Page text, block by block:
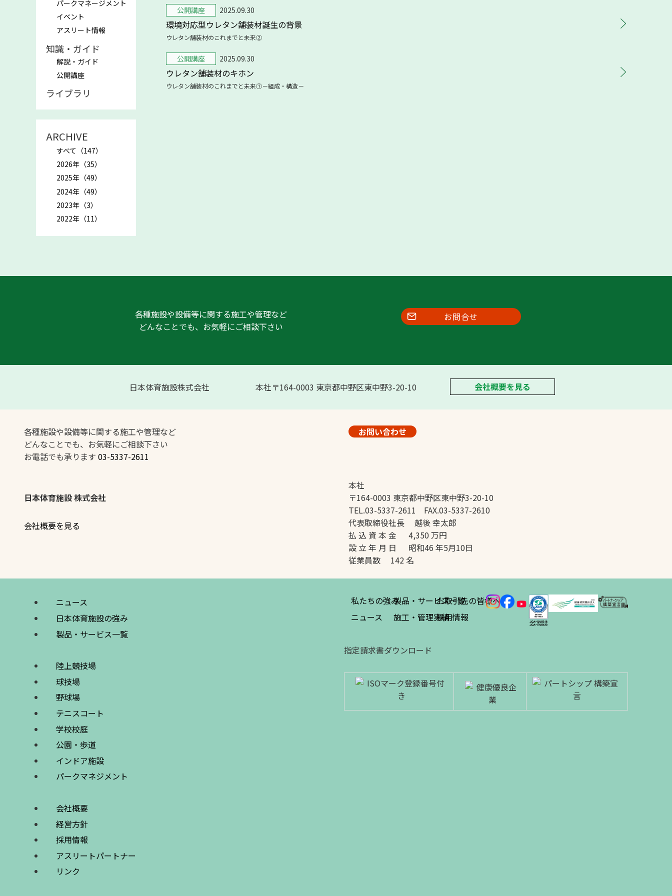
パークマネージメント
イベント
アスリート情報
知識・ガイド
解説・ガイド
公開講座
ライブラリ
ARCHIVE
すべて（147）
2026年（35）
2025年（49）
2024年（49）
2023年（3）
2022年（11）
2025.09.30
公開講座
環境対応型ウレタン舗装材誕生の背景
ウレタン舗装材のこれまでと未来②
2025.09.30
公開講座
ウレタン舗装材のキホン
ウレタン舗装材のこれまでと未来①－組成・構造－
各種施設や設備等に関する施工や管理など
どんなことでも、お気軽にご相談下さい
お問合せ
日本体育施設株式会社 本社〒164-0003 東京都中野区東中野3-20-10 会社概要を見る
各種施設や設備等に関する施工や管理など
どんなことでも、お気軽にご相談下さい
お電話でも承ります 03-5337-2611
お問い合わせ
日本体育施設 株式会社
会社概要を見る
本社
〒164-0003 東京都中野区東中野3-20-10
TEL.03-5337-2611 FAX.03-5337-2610
代表取締役社長 越後 幸太郎
払 込 資 本 金 4,350 万円
設 立 年 月 日 昭和46 年5月10日
従業員数 142 名
ニュース
日本体育施設の強み
製品・サービス一覧
陸上競技場
球技場
野球場
テニスコート
学校校庭
公園・歩道
インドア施設
パークマネジメント
会社概要
経営方針
採用情報
アスリートパートナー
リンク
私たちの強み
ニュース
製品・サービス一覧
施工・管理実績
お取引先の皆様へ
採用情報
指定請求書ダウンロード